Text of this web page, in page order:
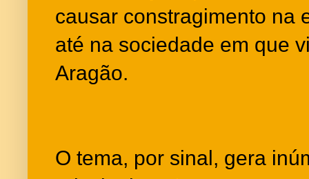
causar constragimento na
até na sociedade em que
Aragão.
O tema, por sinal, gera